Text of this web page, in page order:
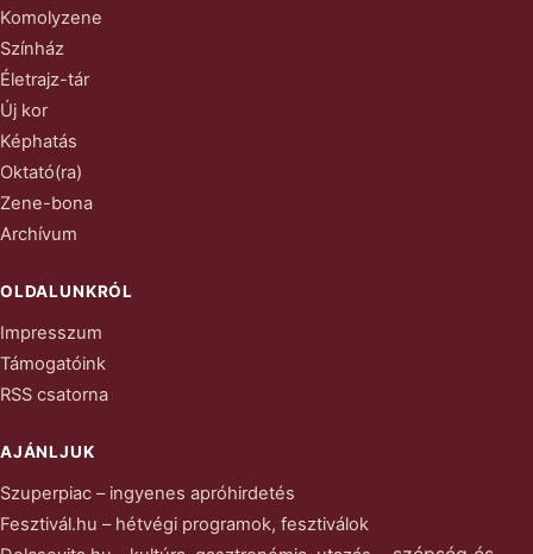
Komolyzene
Színház
Életrajz-tár
Új kor
Képhatás
Oktató(ra)
Zene-bona
Archívum
OLDALUNKRÓL
Impresszum
Támogatóink
RSS csatorna
AJÁNLJUK
Szuperpiac – ingyenes apróhirdetés
Fesztivál.hu – hétvégi programok, fesztiválok